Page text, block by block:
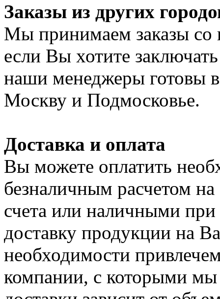
Заказы из других
Мы принимаем заказы со
если Вы хотите
наши менеджеры готовы
Москву и Подмосковье.
Доставка и оплата
Вы можете оплатить
безналичным расчетом
счета или наличными
доставку продукции на
необходимости
компании, с которыми